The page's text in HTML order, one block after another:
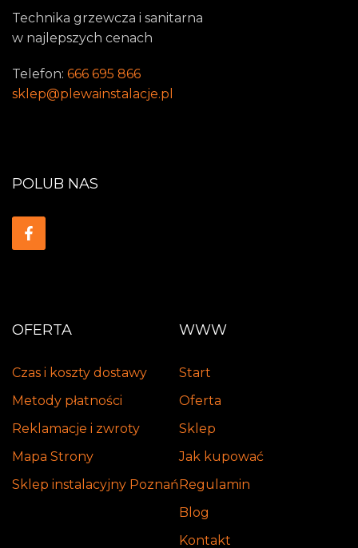
Technika grzewcza i sanitarna
w najlepszych cenach
Telefon: 666 695 866
sklep@plewainstalacje.pl
OFERTA
Czas i koszty dostawy
Metody płatności
Reklamacje i zwroty
Mapa Strony
Sklep instalacyjny Poznań
WWW
Start
Oferta
Sklep
Jak kupować
Regulamin
Blog
Kontakt
POLUB NAS